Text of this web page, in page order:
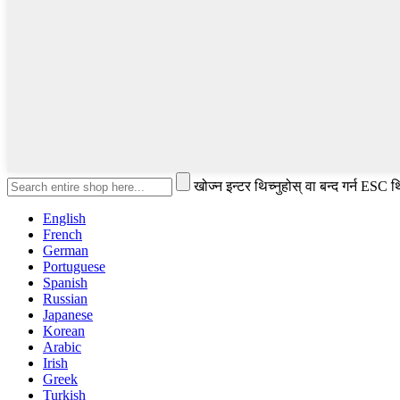
खोज्न इन्टर थिच्नुहोस् वा बन्द गर्न ESC
English
French
German
Portuguese
Spanish
Russian
Japanese
Korean
Arabic
Irish
Greek
Turkish